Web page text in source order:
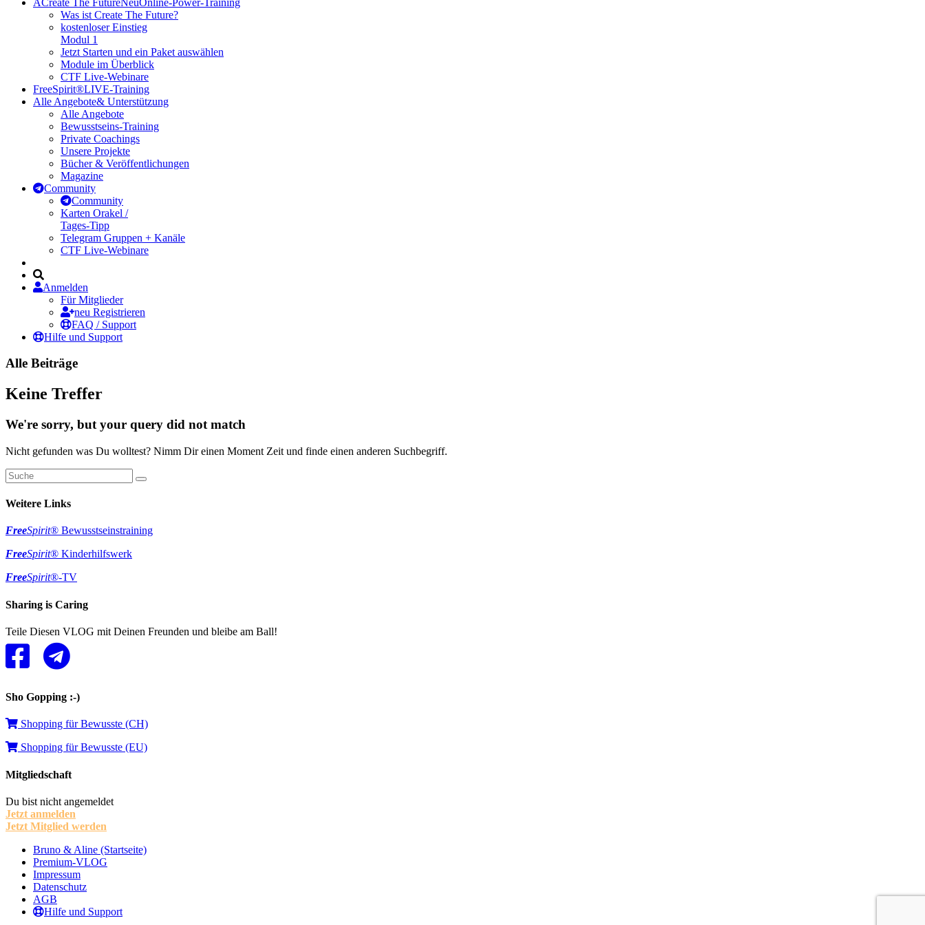
Was ist Create The Future?
kostenloser Einstieg
Modul 1
Jetzt Starten und ein Paket auswählen
Module im Überblick
CTF Live-Webinare
FreeSpirit®LIVE-Training
Alle Angebote& Unterstützung
Alle Angebote
Bewusstseins-Training
Private Coachings
Unsere Projekte
Bücher & Veröffentlichungen
Magazine
Community
Community
Karten Orakel /
Tages-Tipp
Telegram Gruppen + Kanäle
CTF Live-Webinare
Anmelden
Für Mitglieder
neu Registrieren
FAQ / Support
Hilfe und Support
Alle Beiträge
Keine Treffer
We're sorry, but your query did not match
Nicht gefunden was Du wolltest? Nimm Dir einen Moment Zeit und finde einen anderen Suchbegriff.
Weitere Links
FreeSpirit® Bewusstseinstraining
FreeSpirit® Kinderhilfswerk
FreeSpirit®-TV
Sharing is Caring
Teile Diesen VLOG mit Deinen Freunden und bleibe am Ball!
Sho Gopping :-)
Shopping für Bewusste (CH)
Shopping für Bewusste (EU)
Mitgliedschaft
Du bist nicht angemeldet
Jetzt anmelden
Jetzt Mitglied werden
Bruno & Aline (Startseite)
Premium-VLOG
Impressum
Datenschutz
AGB
Hilfe und Support